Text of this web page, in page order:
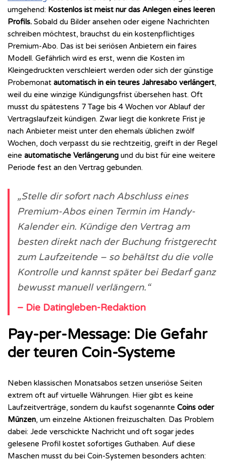
umgehend: Kostenlos ist meist nur das Anlegen eines leeren
Profils. Sobald du Bilder ansehen oder eigene Nachrichten
schreiben möchtest, brauchst du ein kostenpflichtiges
Premium-Abo. Das ist bei seriösen Anbietern ein faires
Modell. Gefährlich wird es erst, wenn die Kosten im
Kleingedruckten verschleiert werden oder sich der günstige
Probemonat automatisch in ein teures Jahresabo verlängert,
weil du eine winzige Kündigungsfrist übersehen hast. Oft
musst du spätestens 7 Tage bis 4 Wochen vor Ablauf der
Vertragslaufzeit kündigen. Zwar liegt die konkrete Frist je
nach Anbieter meist unter den ehemals üblichen zwölf
Wochen, doch verpasst du sie rechtzeitig, greift in der Regel
eine automatische Verlängerung und du bist für eine weitere
Periode fest an den Vertrag gebunden.
„Stelle dir sofort nach Abschluss eines
Premium-Abos einen Termin im Handy-
Kalender ein. Kündige den Vertrag am
besten direkt nach der Buchung fristgerecht
zum Laufzeitende – so behältst du die volle
Kontrolle und kannst später bei Bedarf ganz
bewusst manuell verlängern.“
– Die Datingleben-Redaktion
Pay-per-Message: Die Gefahr
der teuren Coin-Systeme
Neben klassischen Monatsabos setzen unseriöse Seiten
extrem oft auf virtuelle Währungen. Hier gibt es keine
Laufzeitverträge, sondern du kaufst sogenannte Coins oder
Münzen, um einzelne Aktionen freizuschalten. Das Problem
dabei: Jede verschickte Nachricht und oft sogar jedes
gelesene Profil kostet sofortiges Guthaben. Auf diese
Maschen musst du bei Coin-Systemen besonders achten: